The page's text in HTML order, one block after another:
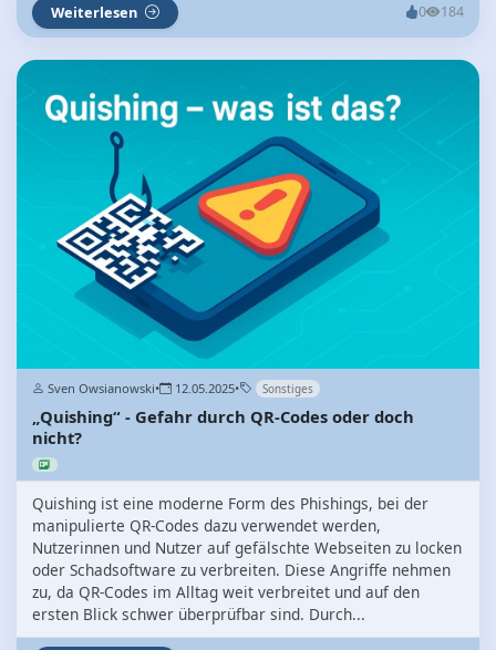
Weiterlesen 0 184
Sven Owsianowski• 12.05.2025• Sonstiges
„Quishing“ - Gefahr durch QR-Codes oder doch
nicht?
Quishing ist eine moderne Form des Phishings, bei der
manipulierte QR-Codes dazu verwendet werden,
Nutzerinnen und Nutzer auf gefälschte Webseiten zu locken
oder Schadsoftware zu verbreiten. Diese Angriffe nehmen
zu, da QR-Codes im Alltag weit verbreitet und auf den
ersten Blick schwer überprüfbar sind. Durch...